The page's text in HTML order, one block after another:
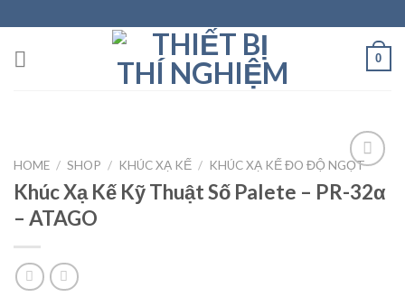
to
content
0
HOME / SHOP / KHÚC XẠ KẾ / KHÚC XẠ KẾ ĐO ĐỘ NGỌT
Khúc Xạ Kế Kỹ Thuật Số Palete – PR-32α
– ATAGO